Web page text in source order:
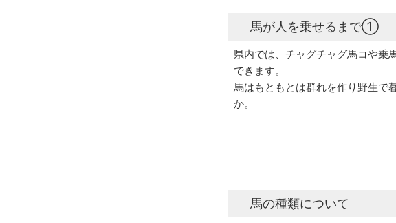
馬が人を乗せるまで①
県内では、チャグチャグ馬コや乗
できます。
馬はもともとは群れを作り野生で
か。
馬の種類について